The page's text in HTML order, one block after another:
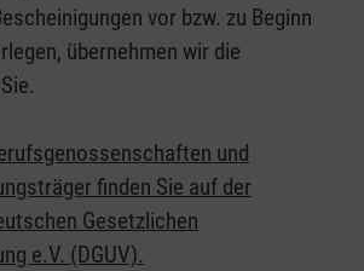
vor bzw. zu Beginn
übernehmen wir die
und
finden Sie auf der
Gesetzlichen
e.V. (DGUV).